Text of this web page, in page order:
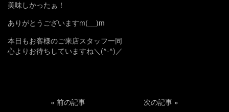
美味しかったぁ！
ありがとうございますm(__)m
本日もお客様のご来店スタッフ一同
心よりお待ちしていますね＼(^-^)／
« 前の記事 次の記事 »